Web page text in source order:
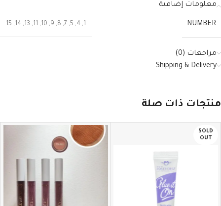
معلومات إضافية
NUMBER
1
,
4
,
5
,
7
,
8
,
9
,
10
,
11
,
13
,
14
,
15
مراجعات (0)
Shipping & Delivery
منتجات ذات صلة
SOLD
OUT